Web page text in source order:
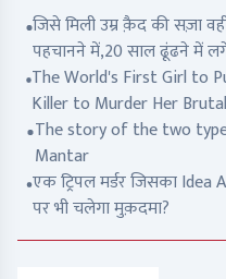
जिसे मिली उम्र क़ैद की सज़ा
पहचानने में,20 साल ढूंढने में
The World's First Girl to
Killer to Murder Her
The story of the two
Mantar
एक ट्रिपल मर्डर जिसका Idea
पर भी चलेगा मुक़दमा?